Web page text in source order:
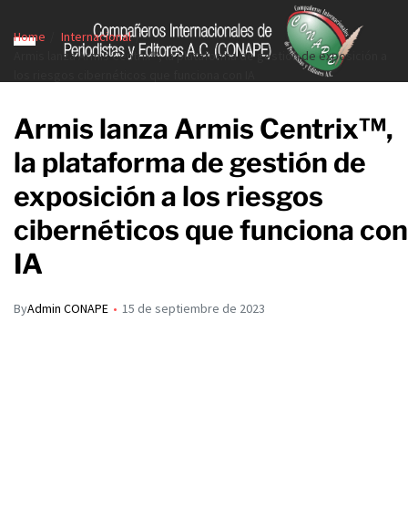
Home
Internacional
Armis lanza Armis Centrix™, la plataforma de gestión de exposición a
Armis lanza Armis Centrix™,
la plataforma de gestión de
exposición a los riesgos
cibernéticos que funciona con
IA
ByAdmin CONAPE 15 de septiembre de 2023